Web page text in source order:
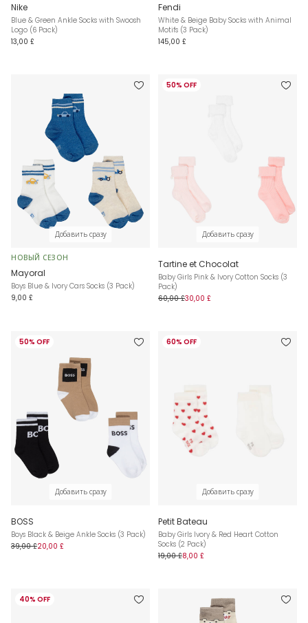
Nike
Blue & Green Ankle Socks with Swoosh
Logo (6 Pack)
13,00 £
Fendi
White & Beige Baby Socks with Animal
Motifs (3 Pack)
145,00 £
Добавить сразу
НОВЫЙ СЕЗОН
Mayoral
Boys Blue & Ivory Cars Socks (3 Pack)
9,00 £
50% OFF
Добавить сразу
Tartine et Chocolat
Baby Girls Pink & Ivory Cotton Socks (3
Pack)
60,00 £30,00 £
50% OFF
Добавить сразу
BOSS
Boys Black & Beige Ankle Socks (3 Pack)
39,00 £20,00 £
60% OFF
Добавить сразу
Petit Bateau
Baby Girls Ivory & Red Heart Cotton
Socks (2 Pack)
19,00 £8,00 £
40% OFF